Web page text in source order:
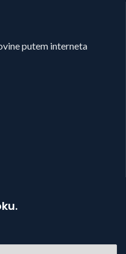
putem interneta